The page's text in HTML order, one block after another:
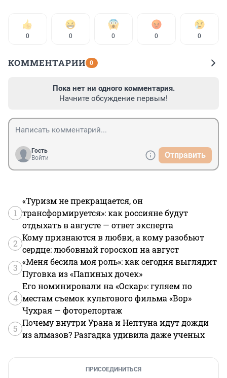
0 0 0 0 0
КОММЕНТАРИИ 0
Пока нет ни одного комментария.
Начните обсуждение первым!
Гость
Войти
Отправить
1
«Туризм не прекращается, он
трансформируется»: как россияне будут
отдыхать в августе — ответ эксперта
2
Кому признаются в любви, а кому разобьют
сердце: любовный гороскоп на август
3
«Меня бесила моя роль»: как сегодня выглядит
Пуговка из «Папиных дочек»
4
Его номинировали на «Оскар»: гуляем по
местам съемок культового фильма «Вор»
Чухрая — фоторепортаж
5
Почему внутри Урана и Нептуна идут дожди
из алмазов? Разгадка удивила даже ученых
ПРИСОЕДИНИТЬСЯ